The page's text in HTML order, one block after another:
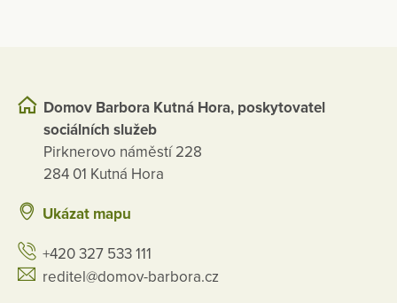
Domov Barbora Kutná Hora, poskytovatel
sociálních služeb
Pirknerovo náměstí 228
284 01 Kutná Hora
Ukázat mapu
+420 327 533 111
reditel@domov-barbora.cz